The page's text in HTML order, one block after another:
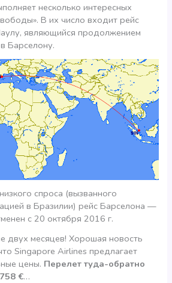
несколько интересных
В их число входит рейс
являющийся продолжением
Барселону.
спроса (вызванного
в Бразилии) рейс Барселона —
с 20 октября 2016 г.
двух месяцев! Хорошая новость
Singapore Airlines предлагает
цены. Перелет туда-обратно
€…